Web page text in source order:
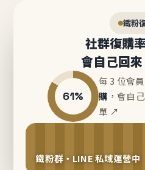
鐵粉
社群復購
會自己回
61%
每 3 位會
購 ，會自
單 ↗
鐵粉群・LINE 私域運營中